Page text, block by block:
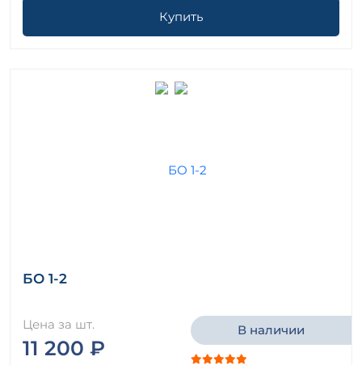
Купить
БО 1-2
Цена за шт.
11 200 ₽
В наличии